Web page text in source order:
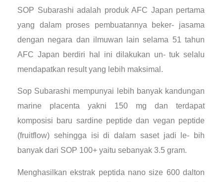
SOP Subarashi adalah produk AFC Japan pertama
yang dalam proses pembuatannya beker- jasama
dengan negara dan ilmuwan lain selama 51 tahun
AFC Japan berdiri hal ini dilakukan un- tuk selalu
mendapatkan result yang lebih maksimal.
Sop Subarashi mempunyai lebih banyak kandungan
marine placenta yakni 150 mg dan terdapat
komposisi baru sardine peptide dan vegan peptide
(fruitflow) sehingga isi di dalam saset jadi le- bih
banyak dari SOP 100+ yaitu sebanyak 3.5 gram.
Menghasilkan ekstrak peptida nano size 600 dalton